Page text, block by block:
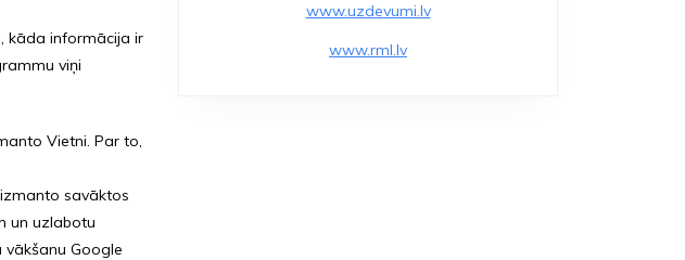
kāda informācija ir
viņi
Vietni. Par to,
savāktos
un uzlabotu
Google
www.uzdevumi.lv
www.rml.lv